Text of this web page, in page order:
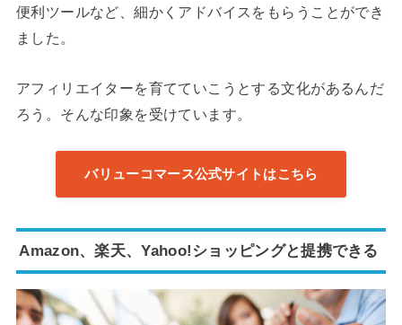
便利ツールなど、細かくアドバイスをもらうことができ
ました。
アフィリエイターを育てていこうとする文化があるんだ
ろう。そんな印象を受けています。
バリューコマース公式サイトはこちら
Amazon、楽天、Yahoo!ショッピングと提携できる